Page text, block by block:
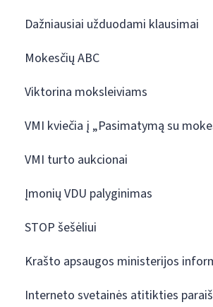
Dažniausiai užduodami klausimai
Mokesčių ABC
Viktorina moksleiviams
VMI kviečia į „Pasimatymą su
VMI turto aukcionai
Įmonių VDU palyginimas
STOP šešėliui
Krašto apsaugos ministerijos
Interneto svetainės atitikties